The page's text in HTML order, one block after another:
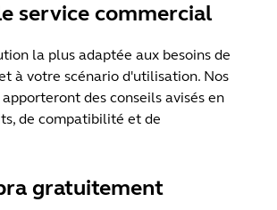
service commercial
la plus adaptée aux besoins de
à votre scénario d'utilisation. Nos
des conseils avisés en
de compatibilité et de
gratuitement